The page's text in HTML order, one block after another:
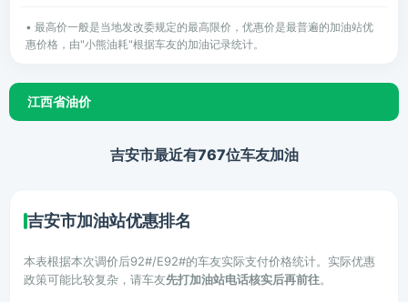
• 最高价一般是当地发改委规定的最高限价，优惠价是最普遍的加油站优
惠价格，由"小熊油耗"根据车友的加油记录统计。
江西省油价
吉安市最近有767位车友加油
吉安市加油站优惠排名
本表根据本次调价后92#/E92#的车友实际支付价格统计。实际优惠
政策可能比较复杂，请车友先打加油站电话核实后再前往。